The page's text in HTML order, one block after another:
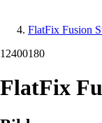
FlatFix Fusion
12400180
FlatFix